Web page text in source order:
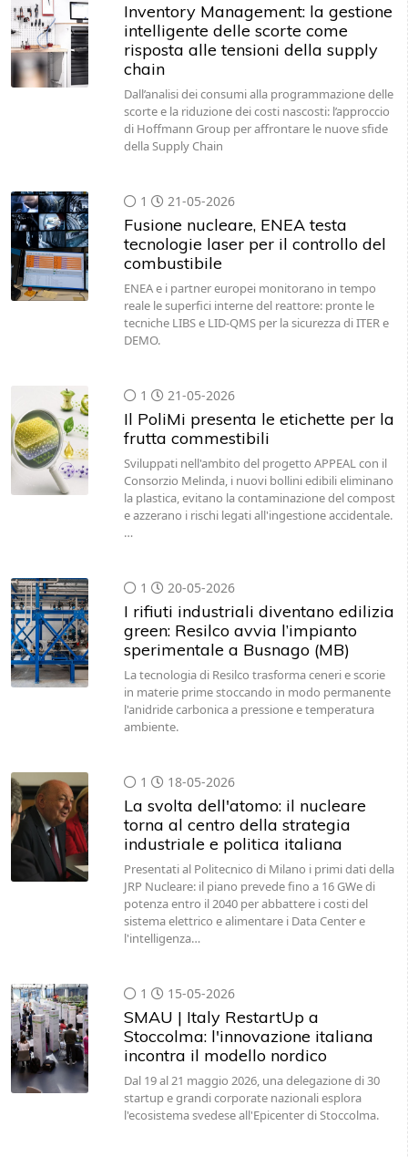
Inventory Management: la gestione
intelligente delle scorte come
risposta alle tensioni della supply
chain
Dall’analisi dei consumi alla programmazione delle
scorte e la riduzione dei costi nascosti: l’approccio
di Hoffmann Group per affrontare le nuove sfide
della Supply Chain
1 21-05-2026
Fusione nucleare, ENEA testa
tecnologie laser per il controllo del
combustibile
ENEA e i partner europei monitorano in tempo
reale le superfici interne del reattore: pronte le
tecniche LIBS e LID-QMS per la sicurezza di ITER e
DEMO.
1 21-05-2026
Il PoliMi presenta le etichette per la
frutta commestibili
Sviluppati nell'ambito del progetto APPEAL con il
Consorzio Melinda, i nuovi bollini edibili eliminano
la plastica, evitano la contaminazione del compost
e azzerano i rischi legati all'ingestione accidentale.
…
1 20-05-2026
I rifiuti industriali diventano edilizia
green: Resilco avvia l’impianto
sperimentale a Busnago (MB)
La tecnologia di Resilco trasforma ceneri e scorie
in materie prime stoccando in modo permanente
l'anidride carbonica a pressione e temperatura
ambiente.
1 18-05-2026
La svolta dell'atomo: il nucleare
torna al centro della strategia
industriale e politica italiana
Presentati al Politecnico di Milano i primi dati della
JRP Nucleare: il piano prevede fino a 16 GWe di
potenza entro il 2040 per abbattere i costi del
sistema elettrico e alimentare i Data Center e
l'intelligenza…
1 15-05-2026
SMAU | Italy RestartUp a
Stoccolma: l'innovazione italiana
incontra il modello nordico
Dal 19 al 21 maggio 2026, una delegazione di 30
startup e grandi corporate nazionali esplora
l'ecosistema svedese all'Epicenter di Stoccolma.